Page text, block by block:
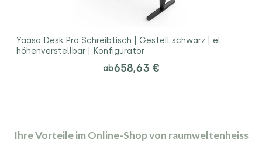
Yaasa Desk Pro Schreibtisch | Gestell schwarz | el.
höhenverstellbar | Konfigurator
ab658,63 €
Ihre Vorteile im Online-Shop von raumweltenheiss